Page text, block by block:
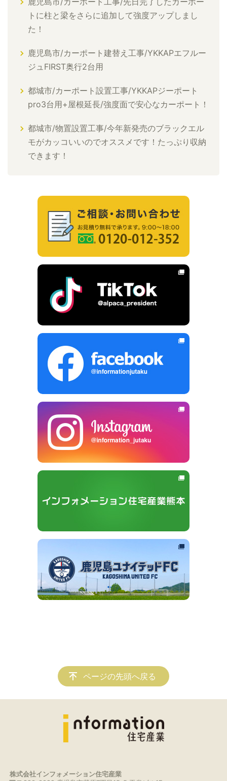
トに柱と梁をさらに追加して強度アップしまし
た！
鹿児島市/カーポート建替え工事/YKKAPエフルー
ジュFIRST奥行2台用
都城市/カーポート設置工事/YKKAPジーポート
pro3台用+屋根延長/強度面で安心なカーポート！
都城市/物置設置工事/今年新発売のブラックエル
モがカッコいいのでオススメです！たっぷり収納
できます！
ページの先頭へ戻る
株式会社インフォメーション住宅産業